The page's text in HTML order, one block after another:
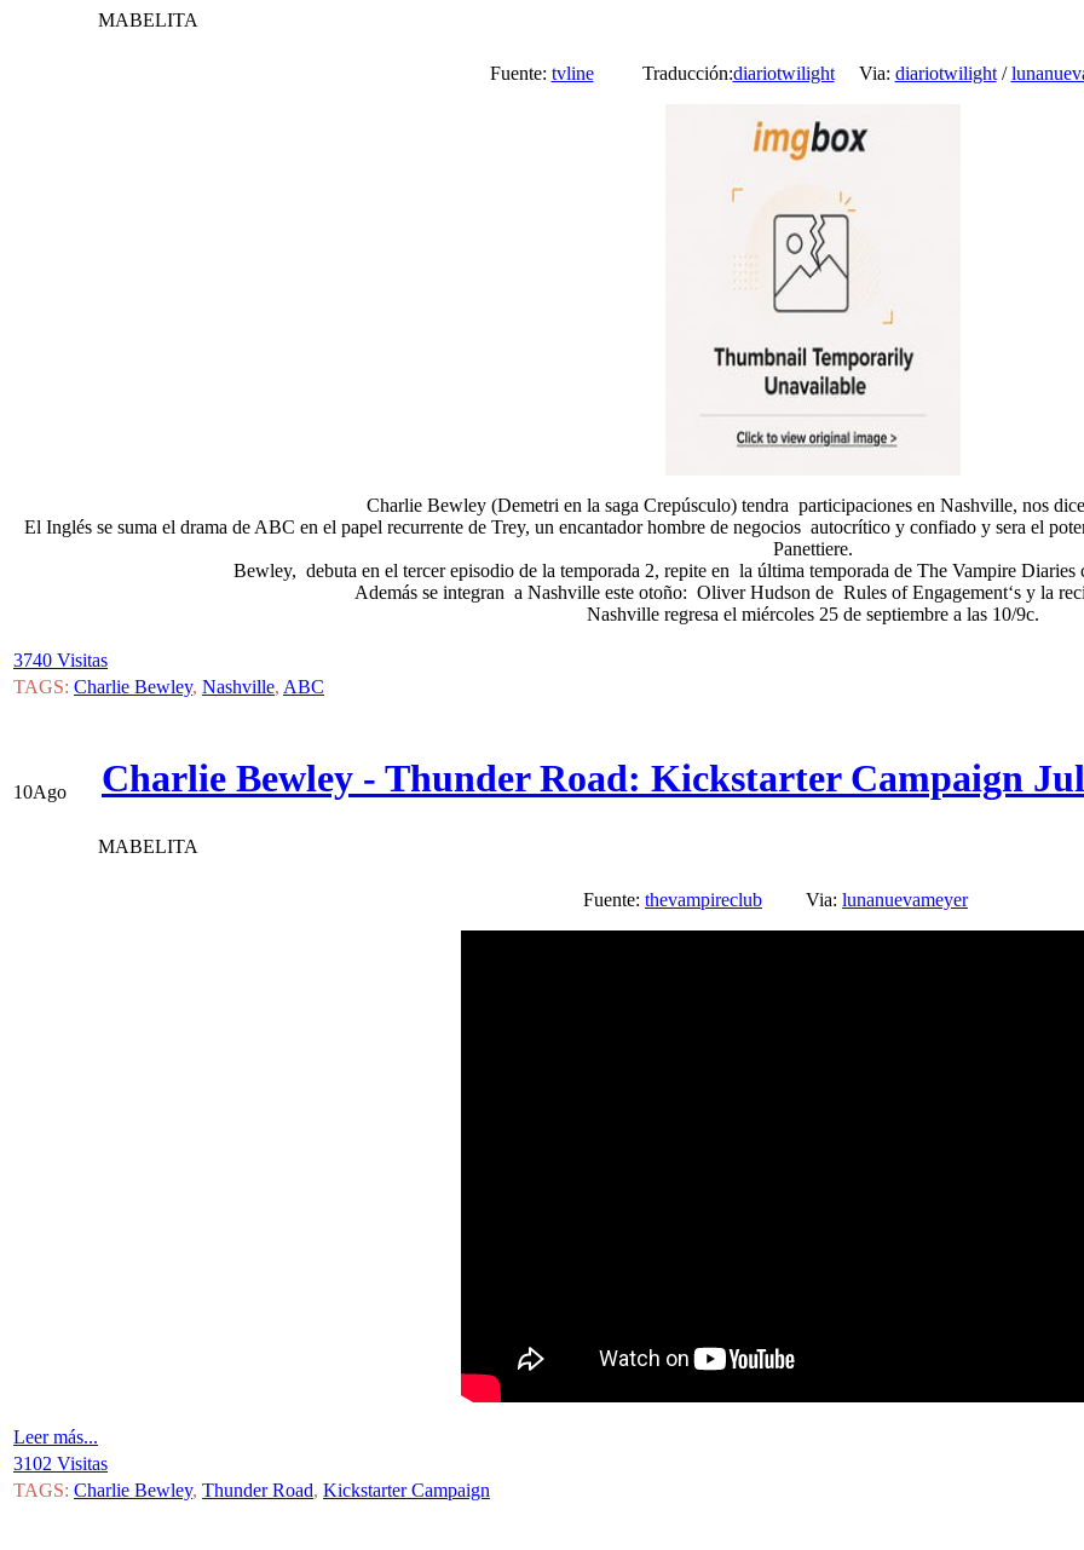
MABELITA
Fuente: tvlineTraducción:diariotwilightVia: diariotwilight/
Charlie Bewley (Demetri en la saga Crepúsculo) tendra participaciones en Nashville, nos
El Inglés se suma el drama de ABC en el papel recurrente de Trey, un encantador hombre de negocios autocrítico y confiado y sera el
Panettiere.
Bewley, debuta en el tercer episodio de la temporada 2, repite en la última temporada de The Vampire
Además se integran a Nashville este otoño: Oliver Hudson de Rules of Engagement‘s y la
Nashville regresa el miércoles 25 de septiembre a las 10/9c.
3740 Visitas
TAGS: Charlie Bewley, Nashville, ABC
10Ago Charlie Bewley - Thunder Road: Kickstarter Campaign
MABELITA
Fuente: thevampireclub Via: lunanuevameyer
Leer más...
3102 Visitas
TAGS: Charlie Bewley, Thunder Road, Kickstarter Campaign